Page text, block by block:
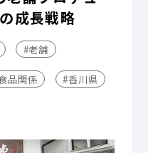
成長戦略
#老舗
品関係 #香川県